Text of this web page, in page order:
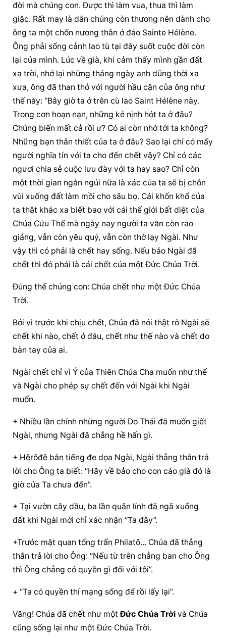
đời mà chúng con. Được thì làm vua, thua thì làm
giặc. Rất may là dân chúng còn thương nên dành cho
ông ta một chốn nương thân ở đảo Sainte Hélène.
Ông phải sống cảnh lao tù tại đây suốt cuộc đời còn
lại của mình. Lúc về già, khi cảm thấy mình gần đất
xa trời, nhớ lại những tháng ngày anh dũng thời xa
xưa, ông đã than thở với người hầu cận của ông như
thế này: “Bây giờ ta ở trên cù lao Saint Hélène này.
Trong cơn hoạn nạn, những kẻ nịnh hót ta ở đâu?
Chúng biến mất cả rồi ư? Có ai còn nhớ tới ta không?
Những bạn thân thiết của ta ở đâu? Sao lại chỉ có mấy
người nghĩa tín với ta cho đến chết vậy? Chỉ có các
ngươi chia sẻ cuộc lưu đày với ta hay sao? Chỉ còn
một thời gian ngắn ngủi nữa là xác của ta sẽ bị chôn
vùi xuống đất làm mồi cho sâu bọ. Cái khốn khổ của
ta thật khác xa biết bao với cái thế giới bất diệt của
Chúa Cứu Thế mà ngày nay người ta vẫn còn rao
giảng, vẫn còn yêu quý, vẫn còn thờ lạy Ngài. Như
vậy thì có phải là chết hay sống. Nếu bảo Ngài đã
chết thì đó phải là cái chết của một Đức Chúa Trời.
Đúng thế chúng con: Chúa chết như một Đức Chúa
Trời.
Bởi vì trước khi chịu chết, Chúa đã nói thật rõ Ngài sẽ
chết khi nào, chết ở đâu, chết như thế nào và chết do
bàn tay của ai.
Ngài chết chỉ vì Ý của Thiên Chúa Cha muốn như thế
và Ngài cho phép sự chết đến với Ngài khi Ngài
muốn.
+ Nhiều lần chính những người Do Thái đã muốn giết
Ngài, nhưng Ngài đã chẳng hề hấn gì.
+ Hêrôđê bắn tiếng đe dọa Ngài, Ngài thẳng thắn trả
lời cho Ông ta biết: “Hãy về bảo cho con cáo già đó là
giờ của Ta chưa đến”.
+ Tại vườn cây dầu, ba lần quân lính đã ngã xuống
đất khi Ngài mới chỉ xác nhận “Ta đây”.
+Trước mặt quan tổng trấn Philatô... Chúa đã thẳng
thắn trả lời cho Ông: “Nếu từ trên chẳng ban cho Ông
thì Ông chẳng có quyền gì đối với tôi”.
+ “Ta có quyền thí mạng sống để rồi lấy lại”.
Vâng! Chúa đã chết như một Đức Chúa Trời và Chúa
cũng sống lại như một Đức Chúa Trời.